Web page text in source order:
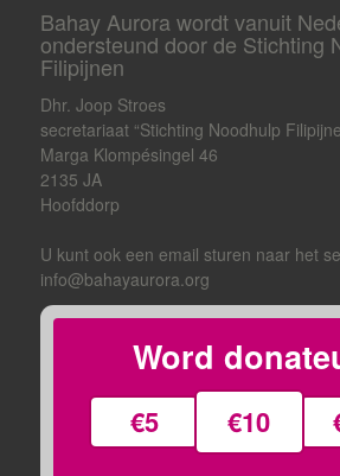
Bahay Aurora wordt vanuit
ondersteund door de Stichting
Filipijnen
Dhr. Joop Stroes
secretariaat “Stichting Noodhulp
Marga Klompésingel 46
2135 JA
Hoofddorp
U kunt ook een email sturen naar het
info@bahayaurora.org
Word
€5 €10